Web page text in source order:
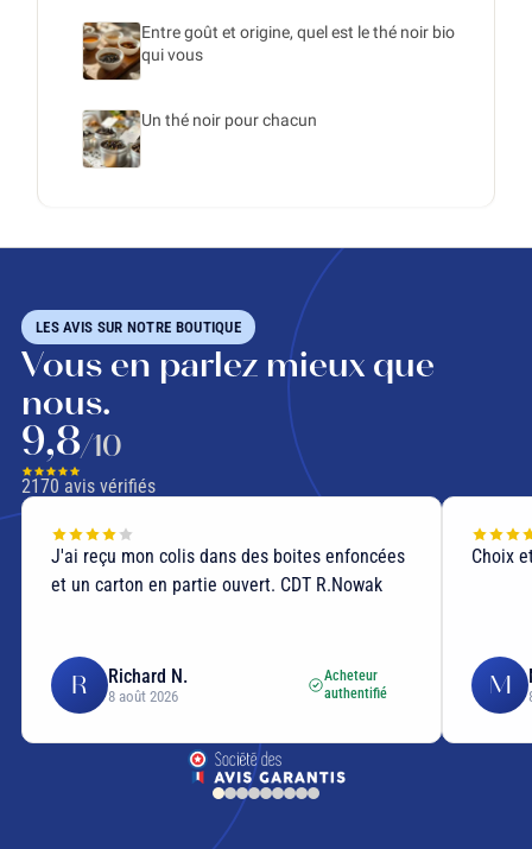
Entre goût et origine, quel est le thé noir bio
qui vous
Un thé noir pour chacun
LES AVIS SUR NOTRE BOUTIQUE
Vous en parlez mieux que
nous.
9,8/10
2170 avis vérifiés
J'ai reçu mon colis dans des boites enfoncées
et un carton en partie ouvert. CDT R.Nowak
R Richard N.
8 août 2026
Acheteur
authentifié
Choix
M